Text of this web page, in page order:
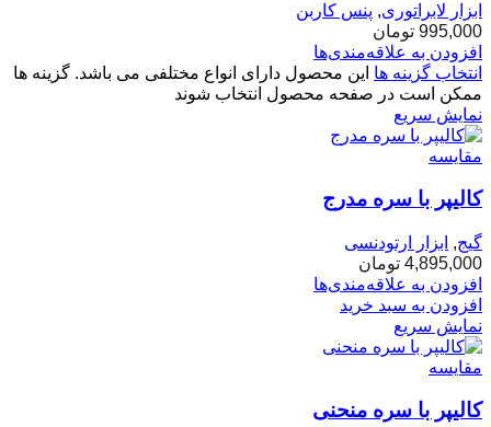
ابزار لابراتوری, پنس کاربن
995,000 تومان
افزودن به علاقه‌مندی‌ها
انتخاب گزینه ها این محصول دارای انواع مختلفی می باشد. گزینه ها
ممکن است در صفحه محصول انتخاب شوند
نمایش سریع
مقایسه
کالیپر با سره مدرج
گیج, ابزار ارتودنسی
4,895,000 تومان
افزودن به علاقه‌مندی‌ها
افزودن به سبد خرید
نمایش سریع
مقایسه
کالیپر با سره منحنی